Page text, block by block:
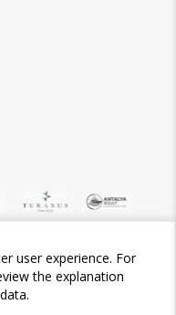
user experience. For
the explanation